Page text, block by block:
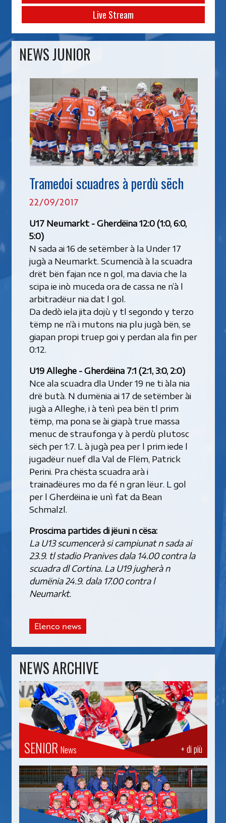
Live Stream
NEWS JUNIOR
Tramedoi scuadres à perdù sëch
22/09/2017
U17 Neumarkt - Gherdëina 12:0 (1:0, 6:0,
5:0)
N sada ai 16 de setëmber à la Under 17
jugà a Neumarkt. Scumencià à la scuadra
drët bën fajan nce n gol, ma davia che la
scipa ie inò muceda ora de cassa ne n’à l
arbitradëur nia dat l gol.
Da dedò iela jita dojù y tl segondo y terzo
tëmp ne n’à i mutons nia plu jugà bën, se
giapan propi truep goi y perdan ala fin per
0:12.
U19 Alleghe - Gherdëina 7:1 (2:1, 3:0, 2:0)
Nce ala scuadra dla Under 19 ne ti àla nia
drë butà. N dumënia ai 17 de setëmber ài
jugà a Alleghe, i à tenì pea bën tl prim
tëmp, ma pona se ài giapà true massa
menuc de straufonga y à perdù plutosc
sëch per 1:7. L à jugà pea per l prim iede l
jugadëur nuef dla Val de Flëm, Patrick
Perini. Pra chësta scuadra arà i
trainadëures mo da fé n gran lëur. L gol
per l Gherdëina ie unì fat da Bean
Schmalzl.
Proscima partides di jëuni n cësa:
La U13 scumencerà si campiunat n sada ai
23.9. tl stadio Pranives dala 14.00 contra la
scuadra dl Cortina. La U19 jugherà n
dumënia 24.9. dala 17.00 contra l
Neumarkt.
Elenco news
NEWS ARCHIVE
+ di più
SENIOR News